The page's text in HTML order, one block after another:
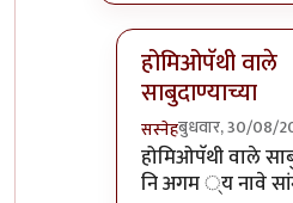
होमिओपॅथी वाले
साबुदाण्याच्या
सस्नेहबुधवार, 30/08/
In reply toसोप्पा
होमिओपॅथी वाले
नि अगम ्य नावे